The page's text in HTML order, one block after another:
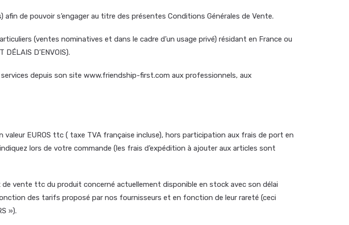
de pouvoir s’engager au titre des présentes Conditions Générales de Vente.
(ventes nominatives et dans le cadre d’un usage privé) résidant en France ou
D’ENVOIS).
depuis son site www.friendship-first.com aux professionnels, aux
EUROS ttc ( taxe TVA française incluse), hors participation aux frais de port en
lors de votre commande (les frais d’expédition à ajouter aux articles sont
vente ttc du produit concerné actuellement disponible en stock avec son délai
des tarifs proposé par nos fournisseurs et en fonction de leur rareté (ceci
»).